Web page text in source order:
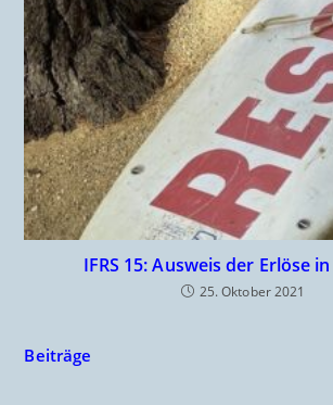
IFRS 15: Ausweis der Erlöse
25. Oktober 2021
Beiträge